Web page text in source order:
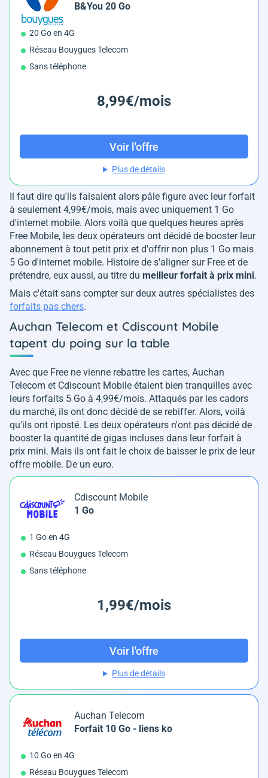
B&You 20 Go
20 Go en 4G
Réseau Bouygues Telecom
Sans téléphone
8,99€/mois
Voir l'offre
Plus de détails
Il faut dire qu'ils faisaient alors pâle figure avec leur forfait
à seulement 4,99€/mois, mais avec uniquement 1 Go
d'internet mobile. Alors voilà que quelques heures après
Free Mobile, les deux opérateurs ont décidé de booster leur
abonnement à tout petit prix et d'offrir non plus 1 Go mais
5 Go d'internet mobile. Histoire de s'aligner sur Free et de
prétendre, eux aussi, au titre du meilleur forfait à prix mini.
Mais c'était sans compter sur deux autres spécialistes des
forfaits pas chers.
Auchan Telecom et Cdiscount Mobile
tapent du poing sur la table
Avec que Free ne vienne rebattre les cartes, Auchan
Telecom et Cdiscount Mobile étaient bien tranquilles avec
leurs forfaits 5 Go à 4,99€/mois. Attaqués par les cadors
du marché, ils ont donc décidé de se rebiffer. Alors, voilà
qu'ils ont riposté. Les deux opérateurs n'ont pas décidé de
booster la quantité de gigas incluses dans leur forfait à
prix mini. Mais ils ont fait le choix de baisser le prix de leur
offre mobile. De un euro.
Cdiscount Mobile
1 Go
1 Go en 4G
Réseau Bouygues Telecom
Sans téléphone
1,99€/mois
Voir l'offre
Plus de détails
Auchan Telecom
Forfait 10 Go - liens ko
10 Go en 4G
Réseau Bouygues Telecom